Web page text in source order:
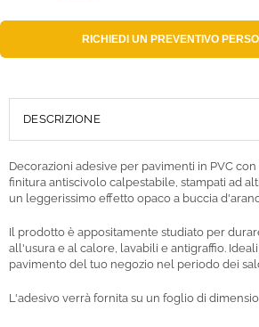
RICHIEDI UN PREVENTIVO
DESCRIZIONE
Decorazioni adesive per pavimenti in PVC
finitura antiscivolo calpestabile, stampati ad
un leggerissimo effetto opaco a buccia
Il prodotto è appositamente studiato per
all'usura e al calore, lavabili e antigraffio.
pavimento del tuo negozio nel periodo dei
L'adesivo verrà fornita su un foglio di